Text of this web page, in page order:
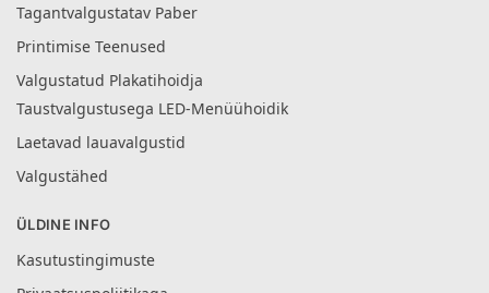
Tagantvalgustatav Paber
Printimise Teenused
Valgustatud Plakatihoidja
Taustvalgustusega LED-Menüühoidik
Laetavad lauavalgustid
Valgustähed
ÜLDINE INFO
Kasutustingimuste